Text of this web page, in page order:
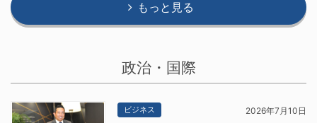
もっと見る
政治・国際
ビジネス 2026年7月10日